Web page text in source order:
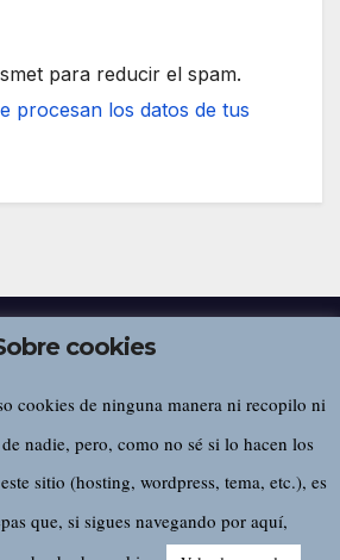
para reducir el spam.
procesan los datos de tus
Aguilar
|Tema:Newsupde Themeansar
cookies
cookies de ninguna manera ni recopilo ni
nadie, pero, como no sé si lo hacen los
sitio (hosting, wordpress, tema, etc.), es
que, si sigues navegando por aquí,